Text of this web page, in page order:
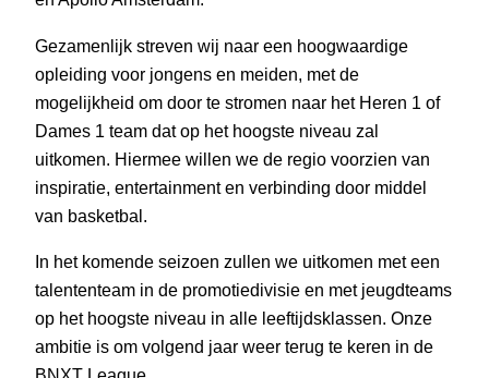
Gezamenlijk streven wij naar een hoogwaardige
opleiding voor jongens en meiden, met de
mogelijkheid om door te stromen naar het Heren 1 of
Dames 1 team dat op het hoogste niveau zal
uitkomen. Hiermee willen we de regio voorzien van
inspiratie, entertainment en verbinding door middel
van basketbal.
In het komende seizoen zullen we uitkomen met een
talententeam in de promotiedivisie en met jeugdteams
op het hoogste niveau in alle leeftijdsklassen. Onze
ambitie is om volgend jaar weer terug te keren in de